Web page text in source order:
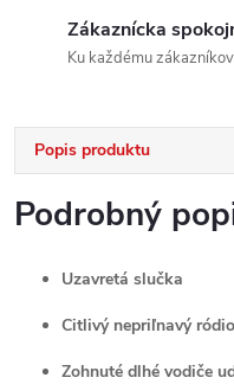
Zákaznícka
Ku každému
Popis produktu
Podrobný
Uzavretá slučka
Citlivý nepriľnavý
Zohnuté dlhé vodiče